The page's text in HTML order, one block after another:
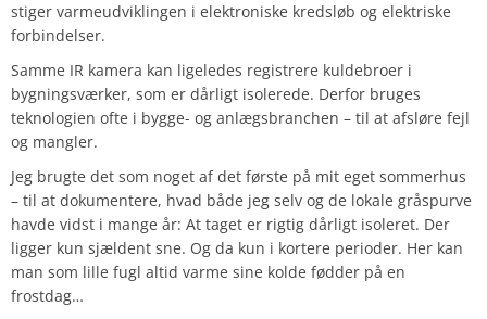
stiger varmeudviklingen i elektroniske kredsløb og elektriske
forbindelser.
Samme IR kamera kan ligeledes registrere kuldebroer i
bygningsværker, som er dårligt isolerede. Derfor bruges
teknologien ofte i bygge- og anlægsbranchen – til at afsløre fejl
og mangler.
Jeg brugte det som noget af det første på mit eget sommerhus
– til at dokumentere, hvad både jeg selv og de lokale gråspurve
havde vidst i mange år: At taget er rigtig dårligt isoleret. Der
ligger kun sjældent sne. Og da kun i kortere perioder. Her kan
man som lille fugl altid varme sine kolde fødder på en
frostdag…